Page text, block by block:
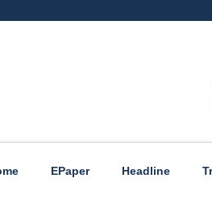
EPaper Headline